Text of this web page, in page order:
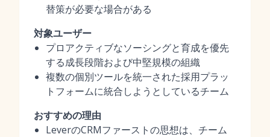
替策が必要な場合がある
対象ユーザー
プロアクティブなソーシングと育成を優先
する成長段階および中堅規模の組織
複数の個別ツールを統一された採用プラッ
トフォームに統合しようとしているチーム
おすすめの理由
LeverのCRMファーストの思想は、チーム